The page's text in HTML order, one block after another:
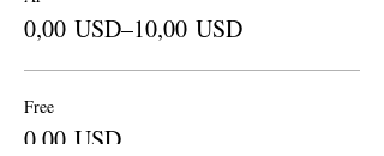
0,00 USD–10,00 USD
Free
0,00 USD